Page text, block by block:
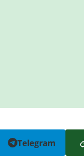
Telegram